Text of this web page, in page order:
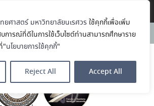
ศาสตร์ มหาวิทยาลัยนเรศวร ใช้คุกกี้เพื่อเพิ่ม
การณ์ที่ดีในการใช้เว็บไซต์ท่านสามารถศึกษาราย
"นโยบายการใช้คุกกี้"
Reject All Accept All
ทยศาสตร์
นเรศวร ร่วมออกบูธ
นธ์ หลักสูตรทันตแพทย
ยบัตรผู้ช่วยทันตแพทย์
Open House 2026
เอง